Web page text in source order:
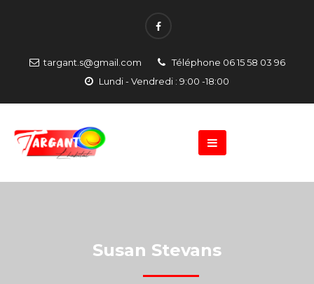
targant.s@gmail.com
Téléphone 06 15 58 03 96
Lundi - Vendredi : 9:00 -18:00
Susan Stevans